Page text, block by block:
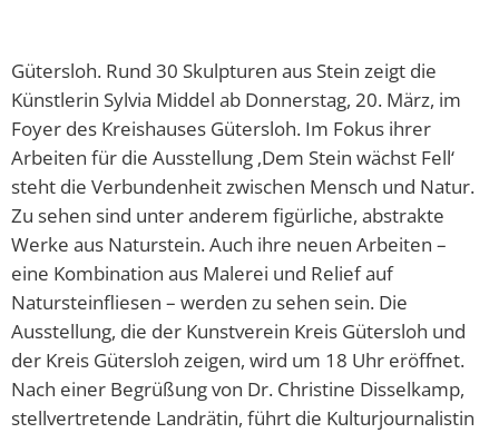
Gütersloh. Rund 30 Skulpturen aus Stein zeigt die
Künstlerin Sylvia Middel ab Donnerstag, 20. März, im
Foyer des Kreishauses Gütersloh. Im Fokus ihrer
Arbeiten für die Ausstellung ‚Dem Stein wächst Fell‘
steht die Verbundenheit zwischen Mensch und Natur.
Zu sehen sind unter anderem figürliche, abstrakte
Werke aus Naturstein. Auch ihre neuen Arbeiten –
eine Kombination aus Malerei und Relief auf
Natursteinfliesen – werden zu sehen sein. Die
Ausstellung, die der Kunstverein Kreis Gütersloh und
der Kreis Gütersloh zeigen, wird um 18 Uhr eröffnet.
Nach einer Begrüßung von Dr. Christine Disselkamp,
stellvertretende Landrätin, führt die Kulturjournalistin